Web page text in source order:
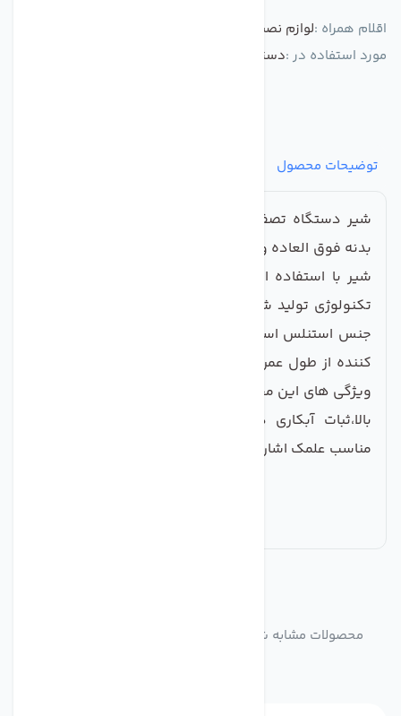
اقلام همراه :لوازم نصب کامل واشر های آبندی کامل
مورد استفاده در :دستگاه تصفیه کننده آب
توضیحات محصول
بدنه فوق العاده و طراحی بسیار ظریف و زیبا میباشد. این
شیر با استفاده از مواد اولیه درجه یک و به روز ترین
تکنولوژی تولید شده است.مغزی از جنس برنج و بدنه از
جنس استنلس استیل میباشد که علاوه و بر زیبایی خیره
کننده از طول عمر بسیار بالایی برخوردار میباشد. از دیگر
ویژگی های این محصول میتوان به مقاومت در برابر ضربه
بالا،ثبات آبكارى در مقابل رسوبات و همچنین ارتفاع
مناسب علمک اشاره کرد.
محصولات مشابه شیر دستگاه تصفیه آب اهرمی کویو k54